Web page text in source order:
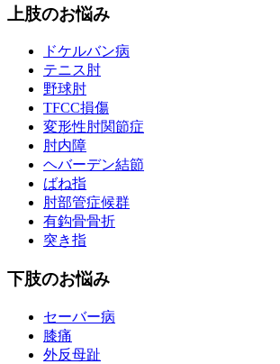
上肢のお悩み
ドケルバン病
テニス肘
野球肘
TFCC損傷
変形性肘関節症
肘内障
ヘバーデン結節
ばね指
肘部管症候群
有鈎骨骨折
突き指
下肢のお悩み
セーバー病
膝痛
外反母趾